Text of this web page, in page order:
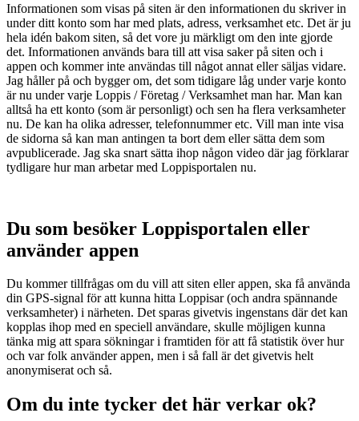
Informationen som visas på siten är den informationen du skriver in
under ditt konto som har med plats, adress, verksamhet etc. Det är ju
hela idén bakom siten, så det vore ju märkligt om den inte gjorde
det. Informationen används bara till att visa saker på siten och i
appen och kommer inte användas till något annat eller säljas vidare.
Jag håller på och bygger om, det som tidigare låg under varje konto
är nu under varje Loppis / Företag / Verksamhet man har. Man kan
alltså ha ett konto (som är personligt) och sen ha flera verksamheter
nu. De kan ha olika adresser, telefonnummer etc. Vill man inte visa
de sidorna så kan man antingen ta bort dem eller sätta dem som
avpublicerade. Jag ska snart sätta ihop någon video där jag förklarar
tydligare hur man arbetar med Loppisportalen nu.
Du som besöker Loppisportalen eller
använder appen
Du kommer tillfrågas om du vill att siten eller appen, ska få använda
din GPS-signal för att kunna hitta Loppisar (och andra spännande
verksamheter) i närheten. Det sparas givetvis ingenstans där det kan
kopplas ihop med en speciell användare, skulle möjligen kunna
tänka mig att spara sökningar i framtiden för att få statistik över hur
och var folk använder appen, men i så fall är det givetvis helt
anonymiserat och så.
Om du inte tycker det här verkar ok?